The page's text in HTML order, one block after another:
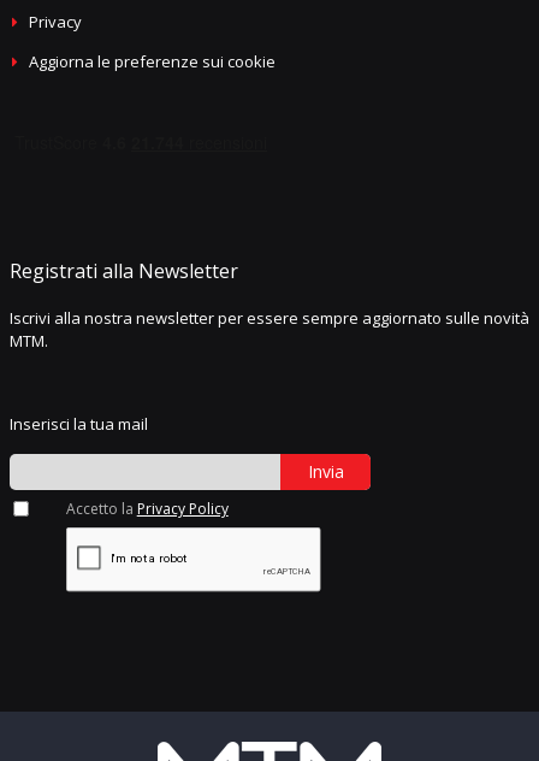
Privacy
Aggiorna le preferenze sui cookie
Registrati alla Newsletter
Iscrivi alla nostra newsletter per essere sempre aggiornato sulle novità
MTM.
Inserisci la tua mail
Invia
Accetto la Privacy Policy